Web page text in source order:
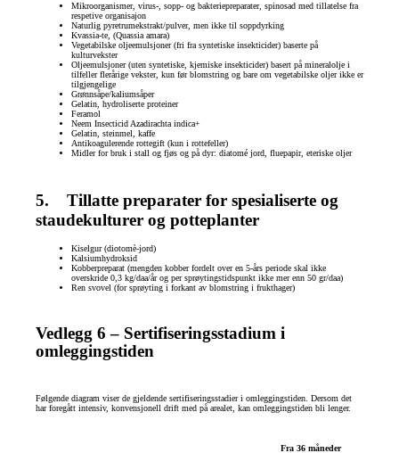
Mikroorganismer, virus-, sopp- og bakteriepreparater, spinosad med tillatelse fra
respetive organisajon
Naturlig pyretrumekstrakt/pulver, men ikke til soppdyrking
Kvassia-te, (Quassia amara)
Vegetabilske oljeemulsjoner (fri fra syntetiske insekticider) baserte på
kulturvekster
Oljeemulsjoner (uten syntetiske, kjemiske insekticider) basert på mineralolje i
tilfeller flerårige vekster, kun før blomstring og bare om vegetabilske oljer ikke er
tilgjengelige
Grønnsåpe/kaliumsåper
Gelatin, hydroliserte proteiner
Feramol
Neem Insecticid Azadirachta indica+
Gelatin, steinmel, kaffe
Antikoagulerende rottegift (kun i rottefeller)
Midler for bruk i stall og fjøs og på dyr: diatomé jord, fluepapir, eteriske oljer
5. Tillatte preparater for spesialiserte og
staudekulturer og potteplanter
Kiselgur (diotomè-jord)
Kalsiumhydroksid
Kobberpreparat (mengden kobber fordelt over en 5-års periode skal ikke
overskride 0,3 kg/daa/år og per sprøytingstidspunkt ikke mer enn 50 gr/daa)
Ren svovel (for sprøyting i forkant av blomstring i frukthager)
Vedlegg 6 – Sertifiseringsstadium i
omleggingstiden
Følgende diagram viser de gjeldende sertifiseringsstadier i omleggingstiden. Dersom det
har foregått intensiv, konvensjonell drift med på arealet, kan omleggingstiden bli lenger.
Fra 36 måneder